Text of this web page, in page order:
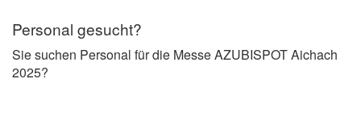
Personal gesucht?
Sie suchen Personal für die Messe AZUBISPOT Aichach
2025?